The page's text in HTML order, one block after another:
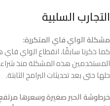
التجارب السلبية
مشكلة الواي فاي المتكررة:
كما ذكرنا سابقًا، انقطاع الواي
المستخدمين هذه المشكلة منذ
حلها حتى بعد تحديثات البرامج الثابتة.
خرطوشة الحبر صغيرة وسعرها